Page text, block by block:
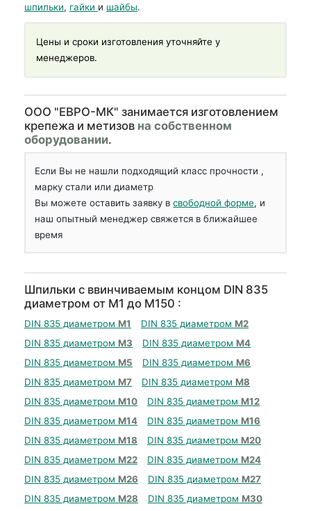
шпильки, гайки и шайбы.
Цены и сроки изготовления уточняйте у
менеджеров.
OOO "ЕВРО-МК" занимается изготовлением
крепежа и метизов на собственном
оборудовании.
Если Вы не нашли подходящий класс прочности ,
марку стали или диаметр
Вы можете оставить заявку всвободной форме, и
наш опытный менеджер свяжется в ближайшее
время
Шпильки с ввинчиваемым концом DIN 835
диаметром от М1 до М150 :
DIN 835 диаметром М1 DIN 835 диаметром М2
DIN 835 диаметром М3 DIN 835 диаметром М4
DIN 835 диаметром М5 DIN 835 диаметром М6
DIN 835 диаметром М7 DIN 835 диаметром М8
DIN 835 диаметром М10 DIN 835 диаметром М12
DIN 835 диаметром М14 DIN 835 диаметром М16
DIN 835 диаметром М18 DIN 835 диаметром М20
DIN 835 диаметром М22 DIN 835 диаметром М24
DIN 835 диаметром М26 DIN 835 диаметром М27
DIN 835 диаметром М28 DIN 835 диаметром М30